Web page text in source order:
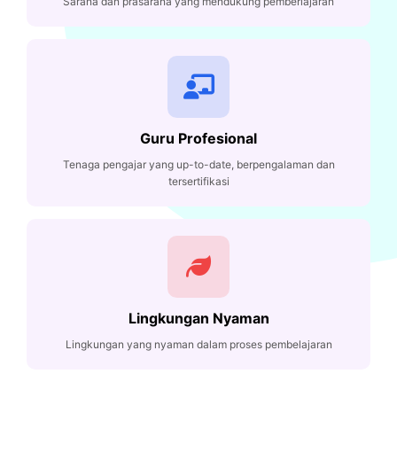
Guru Profesional
Tenaga pengajar yang up-to-date, berpengalaman dan
tersertifikasi
Lingkungan Nyaman
Lingkungan yang nyaman dalam proses pembelajaran